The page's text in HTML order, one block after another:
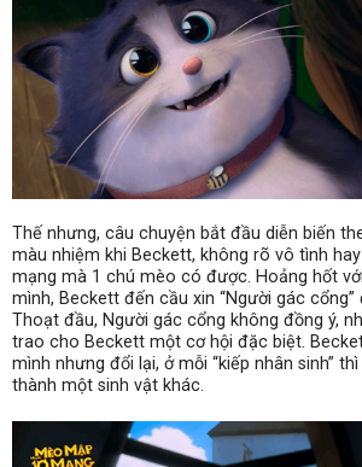
Thế nhưng, câu chuyện bắt đầu diễn biến
màu nhiệm khi Beckett, không rõ vô tình
mạng mà 1 chú mèo có được. Hoảng hốt
mình, Beckett đến cầu xin “Người gác cổng”
Thoạt đầu, Người gác cổng không đồng ý,
trao cho Beckett một cơ hội đặc biệt.
mình nhưng đổi lại, ở mỗi “kiếp nhân sinh”
thành một sinh vật khác.